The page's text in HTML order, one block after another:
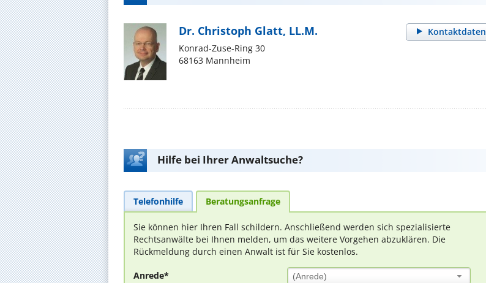
Kontaktdaten
Dr. Christoph Glatt, LL.M.
Konrad-Zuse-Ring 30
68163 Mannheim
Hilfe bei Ihrer Anwaltsuche?
Telefonhilfe Beratungsanfrage
Sie können hier Ihren Fall schildern. Anschließend werden sich spezialisierte
Rechtsanwälte bei Ihnen melden, um das weitere Vorgehen abzuklären. Die
Rückmeldung durch einen Anwalt ist für Sie kostenlos.
Anrede* (Anrede)